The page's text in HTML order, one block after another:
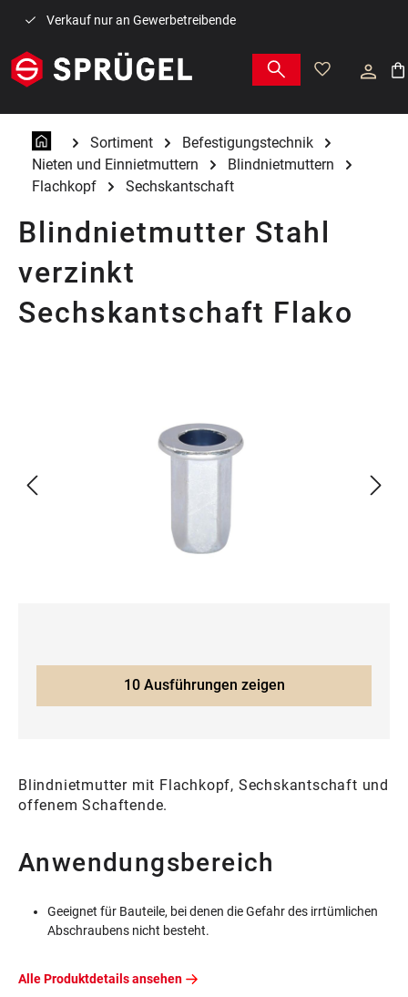
Zum Hauptinhalt springen
Verkauf nur an Gewerbetreibende
Sortiment
Befestigungstechnik
Nieten und Einnietmuttern
Blindnietmuttern
Flachkopf
Sechskantschaft
Blindnietmutter Stahl
verzinkt
Sechskantschaft Flako
10 Ausführungen zeigen
Blindnietmutter mit Flachkopf, Sechskantschaft und
offenem Schaftende.
Anwendungsbereich
Geeignet für Bauteile, bei denen die Gefahr des irrtümlichen
Abschraubens nicht besteht.
Alle Produktdetails ansehen